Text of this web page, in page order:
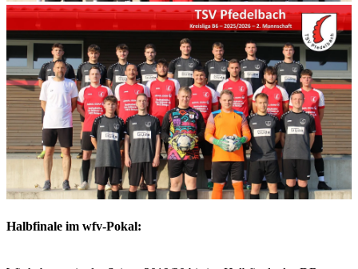
Halbfinale im wfv-Pokal: